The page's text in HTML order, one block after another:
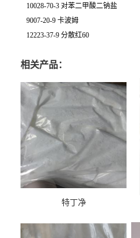
10028-70-3 对苯二甲酸二钠盐
9007-20-9 卡波姆
12223-37-9 分散红60
相关产品：
特丁净